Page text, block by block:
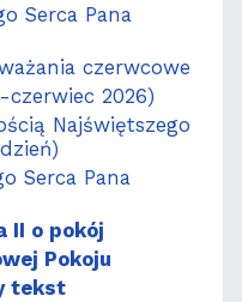
Serca Pana
czerwcowe
2026)
Najświętszego
Serca Pana
II o pokój
Pokoju
tekst